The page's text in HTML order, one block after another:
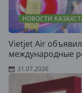
НОВОСТИ
Vietjet Air
международные
31.07.2026